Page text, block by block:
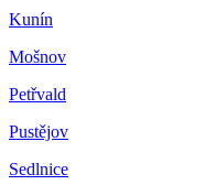
Kunín
Mošnov
Petřvald
Pustějov
Sedlnice